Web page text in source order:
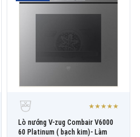
★★★★★
Lò nướng V-zug Combair V6000
60 Platinum ( bạch kim)- Làm